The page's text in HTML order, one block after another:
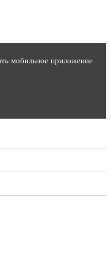
мобильное приложение